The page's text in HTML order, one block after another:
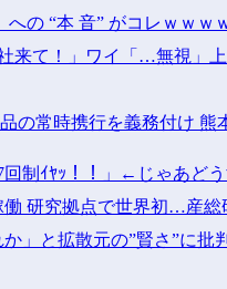
の “本 音” がコレｗｗｗ
来て！」ワイ「…無視」
の常時携行を義務付け 熊
制ｲﾔｯ！！」←じゃあど
研究拠点で世界初…産総
」と拡散元の”賢さ”に